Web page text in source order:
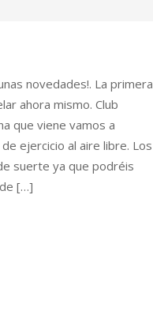
novedades!. La primera
ahora mismo. Club
que viene vamos a
ejercicio al aire libre. Los
suerte ya que podréis
[…]